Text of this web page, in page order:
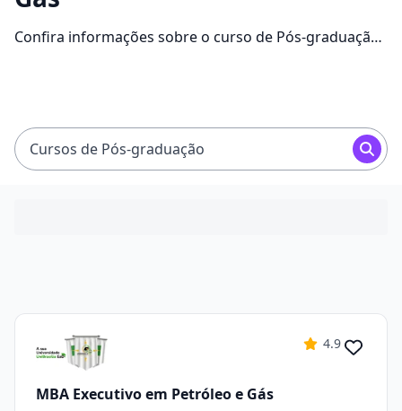
Confira informações sobre o curso de Pós-graduação
Cursos de Pós-graduação
4.9
MBA Executivo em Petróleo e Gás